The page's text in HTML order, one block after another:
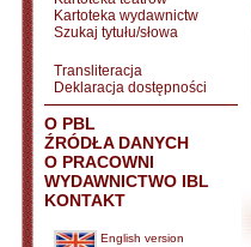
Kartoteka wydawnictw
Szukaj tytułu/słowa
Transliteracja
Deklaracja dostępności
O PBL
ŹRÓDŁA DANYCH
O PRACOWNI
WYDAWNICTWO IBL
KONTAKT
English version